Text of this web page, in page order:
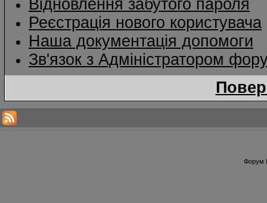
Відновлення забутого пароля
Реєстрація нового користувача
Наша документація допомоги
Зв'язок з Адміністратором
Форум